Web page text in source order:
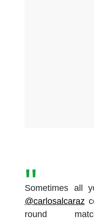
Sometimes all
@carlosalcaraz
round